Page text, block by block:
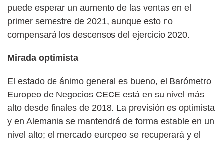
puede esperar un aumento de las ventas en el
primer semestre de 2021, aunque esto no
compensará los descensos del ejercicio 2020.
Mirada optimista
El estado de ánimo general es bueno, el Barómetro
Europeo de Negocios CECE está en su nivel más
alto desde finales de 2018. La previsión es optimista
y en Alemania se mantendrá de forma estable en un
nivel alto; el mercado europeo se recuperará y el